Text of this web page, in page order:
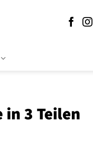
3 Teilen